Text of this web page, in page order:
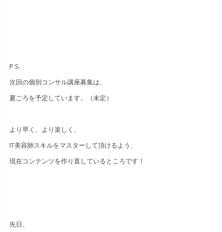
P.S.
次回の個別コンサル講座募集は、
夏ごろを予定しています。（未定）
より早く、より楽しく、
IT美容師スキルをマスターして頂けるよう、
現在コンテンツを作り直しているところです！
先日、